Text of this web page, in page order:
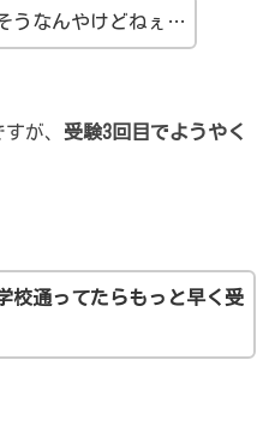
うなんやけどねぇ…
が、 受験3回目でようやく
校通ってたらもっと早く受